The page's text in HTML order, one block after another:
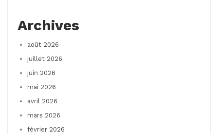
Archives
août 2026
juillet 2026
juin 2026
mai 2026
avril 2026
mars 2026
février 2026